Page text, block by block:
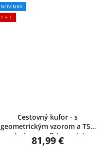
NOVINKA
1 + 1
Cestovný kufor - s
geometrickým vzorom a TSA
zámkom, veľký, modrý
81,99 €